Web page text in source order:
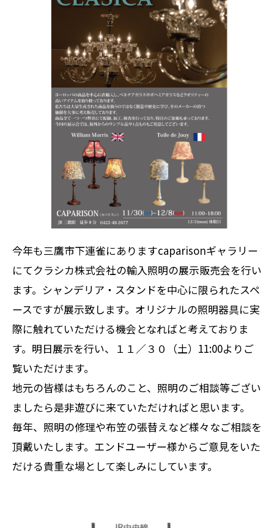
今年も三鷹市下連雀にありますcaparisonギャラリー
にてクラシカ株式会社の輸入照明の展示販売会を行い
ます。シャンデリア・スタンドを中心に限られたスペ
ースですが展示致します。オリジナルの照明器具に実
際に触れていただける機会となればと考えておりま
す。明日展示を行い、１１／３０（土）11:00よりご
覧いただけます。
地元の皆様はもちろんのこと、照明のご相談等ござい
ましたら是非遊びに来ていただければと思います。
毎年、照明の修理や布笠の張替えなど様々なご相談を
頂戴いたします。エンドユーザー様からご意見をいた
だける貴重な場として楽しみにしています。